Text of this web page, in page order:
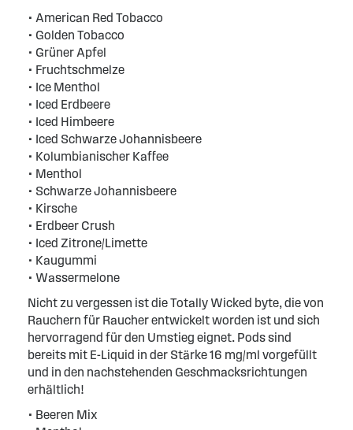
• American Red Tobacco
• Golden Tobacco
• Grüner Apfel
• Fruchtschmelze
• Ice Menthol
• Iced Erdbeere
• Iced Himbeere
• Iced Schwarze Johannisbeere
• Kolumbianischer Kaffee
• Menthol
• Schwarze Johannisbeere
• Kirsche
• Erdbeer Crush
• Iced Zitrone/Limette
• Kaugummi
• Wassermelone
Nicht zu vergessen ist die Totally Wicked byte, die von
Rauchern für Raucher entwickelt worden ist und sich
hervorragend für den Umstieg eignet. Pods sind
bereits mit E-Liquid in der Stärke 16 mg/ml vorgefüllt
und in den nachstehenden Geschmacksrichtungen
erhältlich!
• Beeren Mix